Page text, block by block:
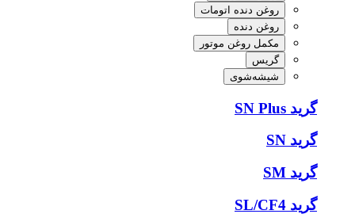
روغن دنده اتومات
روغن دنده
مکمل روغن موتور
گریس
شیشه‌شوی
گرید SN Plus
گرید SN
گرید SM
گرید SL/CF4